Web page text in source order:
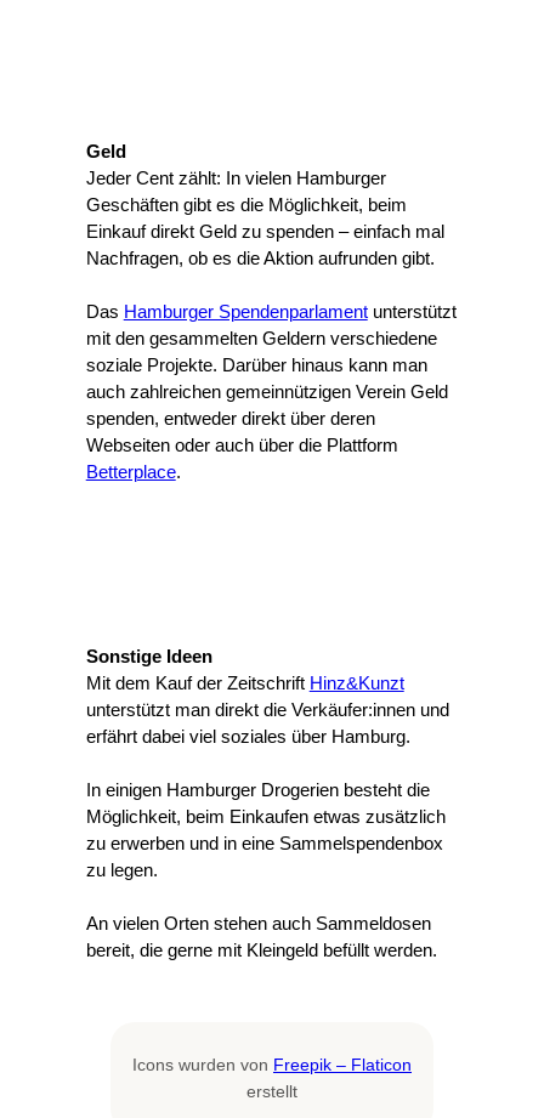
Geld
Jeder Cent zählt: In vielen Hamburger
Geschäften gibt es die Möglichkeit, beim
Einkauf direkt Geld zu spenden – einfach mal
Nachfragen, ob es die Aktion aufrunden gibt.
Das Hamburger Spendenparlamentunterstützt
mit den gesammelten Geldern verschiedene
soziale Projekte. Darüber hinaus kann man
auch zahlreichen gemeinnützigen Verein Geld
spenden, entweder direkt über deren
Webseiten oder auch über die Plattform
Betterplace.
Sonstige Ideen
Mit dem Kauf der Zeitschrift Hinz&Kunzt
unterstützt man direkt die Verkäufer:innen und
erfährt dabei viel soziales über Hamburg.
In einigen Hamburger Drogerien besteht die
Möglichkeit, beim Einkaufen etwas zusätzlich
zu erwerben und in eine Sammelspendenbox
zu legen.
An vielen Orten stehen auch Sammeldosen
bereit, die gerne mit Kleingeld befüllt werden.
Icons wurden von Freepik – Flaticon
erstellt